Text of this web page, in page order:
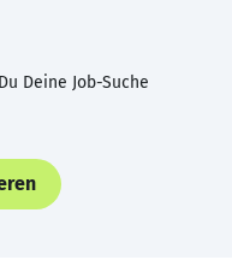
Deine Job-Suche